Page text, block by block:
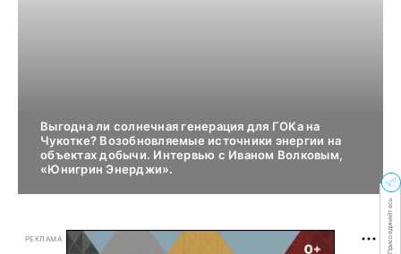
Выгодна ли солнечная генерация для ГОКа на
Чукотке? Возобновляемые источники энергии на
объектах добычи. Интервью с Иваном Волковым,
«Юнигрин Энерджи».
РЕКЛАМА Присоединяйтесь